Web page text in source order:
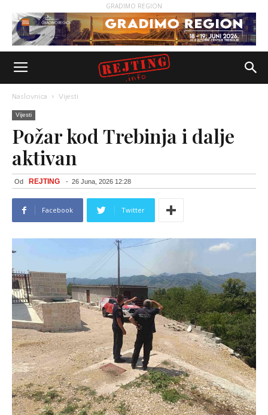
GRADIMO REGION
Naslovnica Vijesti
Vijesti
Požar kod Trebinja i dalje
aktivan
Od REJTING - 26 Juna, 2026 12:28
Facebook Twitter